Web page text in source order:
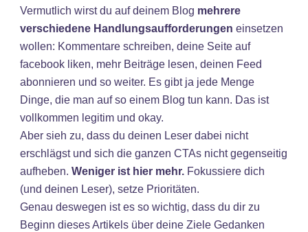
Vermutlich wirst du auf deinem Blog mehrere
verschiedene Handlungsaufforderungen einsetzen
wollen: Kommentare schreiben, deine Seite auf
facebook liken, mehr Beiträge lesen, deinen Feed
abonnieren und so weiter. Es gibt ja jede Menge
Dinge, die man auf so einem Blog tun kann. Das ist
vollkommen legitim und okay.
Aber sieh zu, dass du deinen Leser dabei nicht
erschlägst und sich die ganzen CTAs nicht gegenseitig
aufheben. Weniger ist hier mehr. Fokussiere dich
(und deinen Leser), setze Prioritäten.
Genau deswegen ist es so wichtig, dass du dir zu
Beginn dieses Artikels über deine Ziele Gedanken